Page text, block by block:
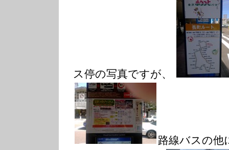
ス停の写真ですが、
路線バスの他